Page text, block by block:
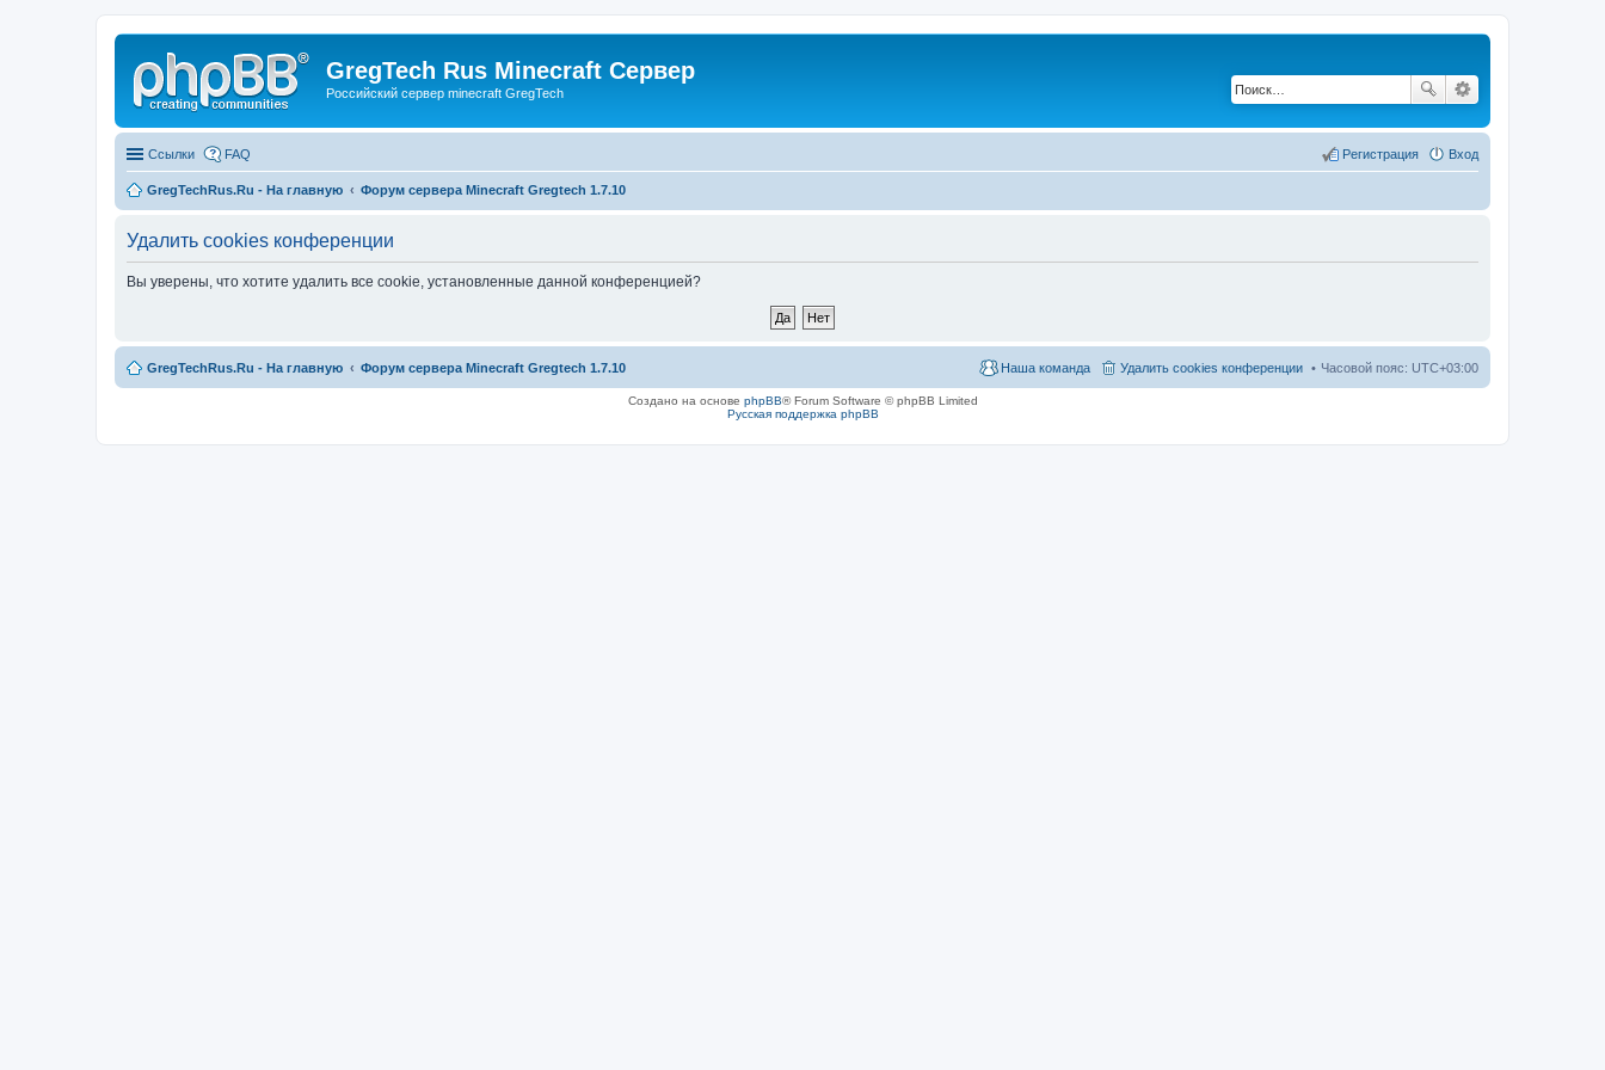
GregTech Rus Minecraft Сервер
Российский сервер minecraft GregTech
Ссылки FAQ Вход
Регистрация
GregTechRus.Ru - На главную Форум сервера Minecraft Gregtech 1.7.10
Удалить cookies конференции
Вы уверены, что хотите удалить все cookie, установленные данной конференцией?
GregTechRus.Ru - На главную Форум сервера Minecraft Gregtech 1.7.10 Часовой пояс: UTC+03:00
Удалить cookies конференции
Наша команда
Создано на основе phpBB® Forum Software © phpBB Limited
Русская поддержка phpBB